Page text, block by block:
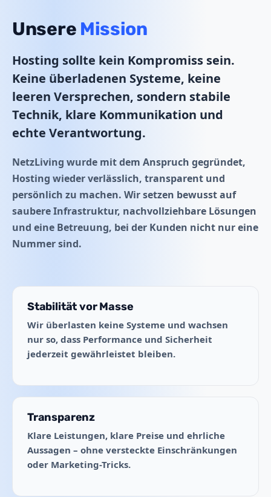
Unsere Mission
Hosting sollte kein Kompromiss sein.
Keine überladenen Systeme, keine
leeren Versprechen, sondern stabile
Technik, klare Kommunikation und
echte Verantwortung.
NetzLiving wurde mit dem Anspruch gegründet,
Hosting wiederverlässlich, transparent und
persönlich zu machen. Wir setzen bewusst auf
saubere Infrastruktur, nachvollziehbare Lösungen
und eine Betreuung, bei der Kunden nicht nur eine
Nummer sind.
Stabilität vor Masse
Wir überlasten keine Systeme und wachsen
nur so, dass Performance und Sicherheit
jederzeit gewährleistet bleiben.
Transparenz
Klare Leistungen, klare Preise und ehrliche
Aussagen – ohne versteckte Einschränkungen
oder Marketing-Tricks.